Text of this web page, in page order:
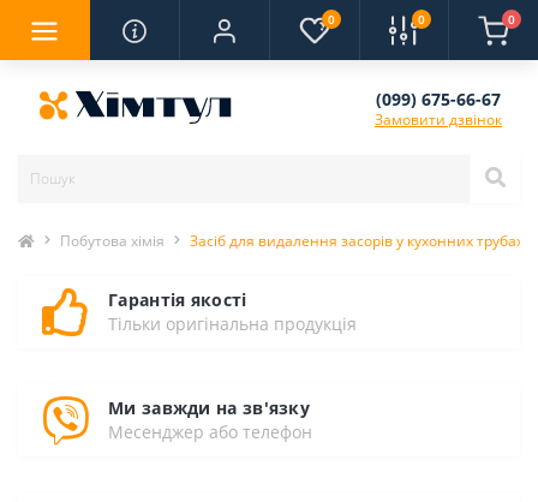
0 0 0
(099) 675-66-67
Замовити дзвінок
Побутова хімія Засіб для видалення засорів у кухонних трубах
Гарантія якості
Тільки оригінальна продукція
Ми завжди на зв'язку
Месенджер або телефон